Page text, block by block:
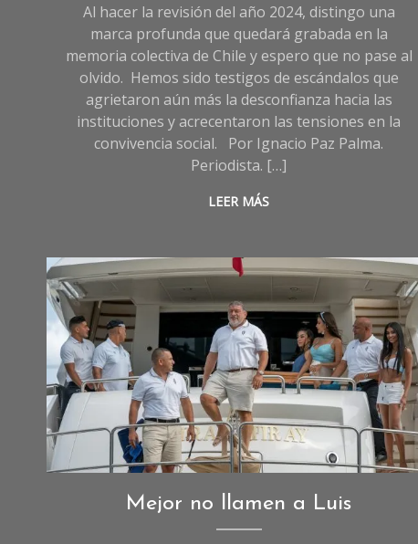
Al hacer la revisión del año 2024, distingo una
marca profunda que quedará grabada en la
memoria colectiva de Chile y espero que no pase al
olvido. Hemos sido testigos de escándalos que
agrietaron aún más la desconfianza hacia las
instituciones y acrecentaron las tensiones en la
convivencia social. Por Ignacio Paz Palma.
Periodista. […]
LEER MÁS
Imagen IA
Opinión ,
Sociedad
Mejor no llamen a Luis